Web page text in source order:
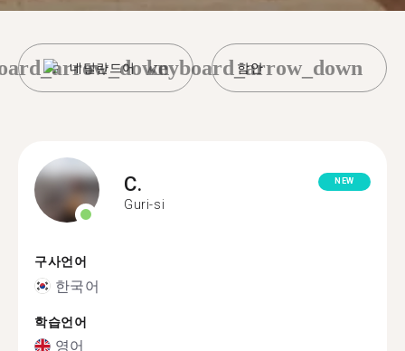
네덜란드어 함안
keyboard_arrow_down
C.
Guri-si
NEW
구사언어
한국어
학습언어
영어